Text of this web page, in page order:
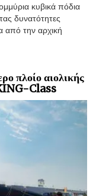
κυβικά πόδια
δυνατότητες
την αρχική
πλοίο αιολικής
KING-Class